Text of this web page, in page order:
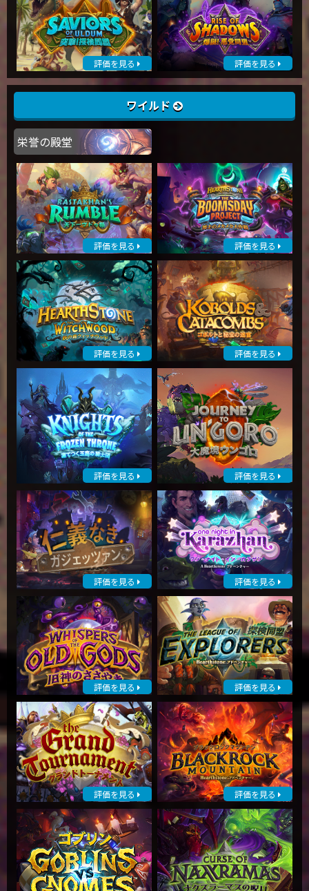
評価を見る 評価を見る
ワイルド
栄誉の殿堂
評価を見る 評価を見る
評価を見る 評価を見る
評価を見る 評価を見る
評価を見る 評価を見る
評価を見る 評価を見る
評価を見る 評価を見る